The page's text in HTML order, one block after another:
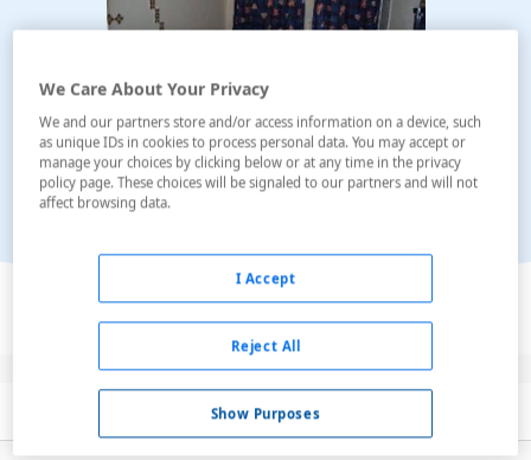
Ver en el mapa
Servicios
We Care About Your Privacy
We and our partners store and/or access information on a device, such
as unique IDs in cookies to process personal data. You may accept or
manage your choices by clicking below or at any time in the privacy
policy page. These choices will be signaled to our partners and will not
affect browsing data.
Show Purposes
Reject All
I Accept